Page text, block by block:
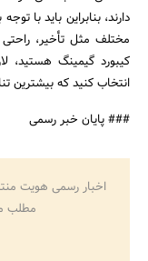
دارند، بنابراین باید با
مختلف مثل تأخیر،
کیبورد گیمینگ هستید،
انتخاب کنید که بیشترین
### پایان خبر رسمی
اخبار رسمی هویت
مطلب